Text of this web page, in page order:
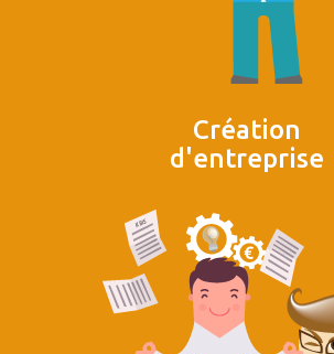
Création
d'entreprise